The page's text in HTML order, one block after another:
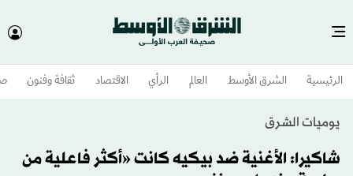
الرئيسية الشرق الأوسط​ العالم الرأي الاقتصاد ثقافة وفنون
يوميات الشرق
شاكيرا: الأغنية ضد بيكيه كانت «أكثر فاعلية من